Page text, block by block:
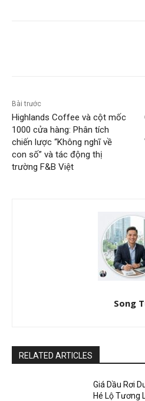
Bài trước
Highlands Coffee và cột mốc
1000 cửa hàng: Phân tích
chiến lược “Không nghĩ về
con số” và tác động thị
trường F&B Việt
Song
RELATED ARTICLES
Giá Dầu Rơi
Hé Lộ Tương